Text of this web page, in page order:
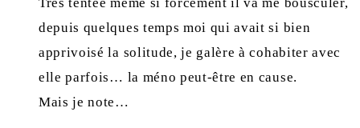
depuis quelques temps moi qui avait si bien
apprivoisé la solitude, je galère à cohabiter avec
elle parfois… la méno peut-être en cause.
Mais je note…